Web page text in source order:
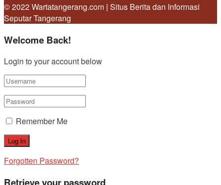
© 2022 Wartatangerang.com | Situs Berita dan Informasi
Seputar Tangerang
Welcome Back!
Login to your account below
Remember Me
Forgotten Password?
Retrieve your password